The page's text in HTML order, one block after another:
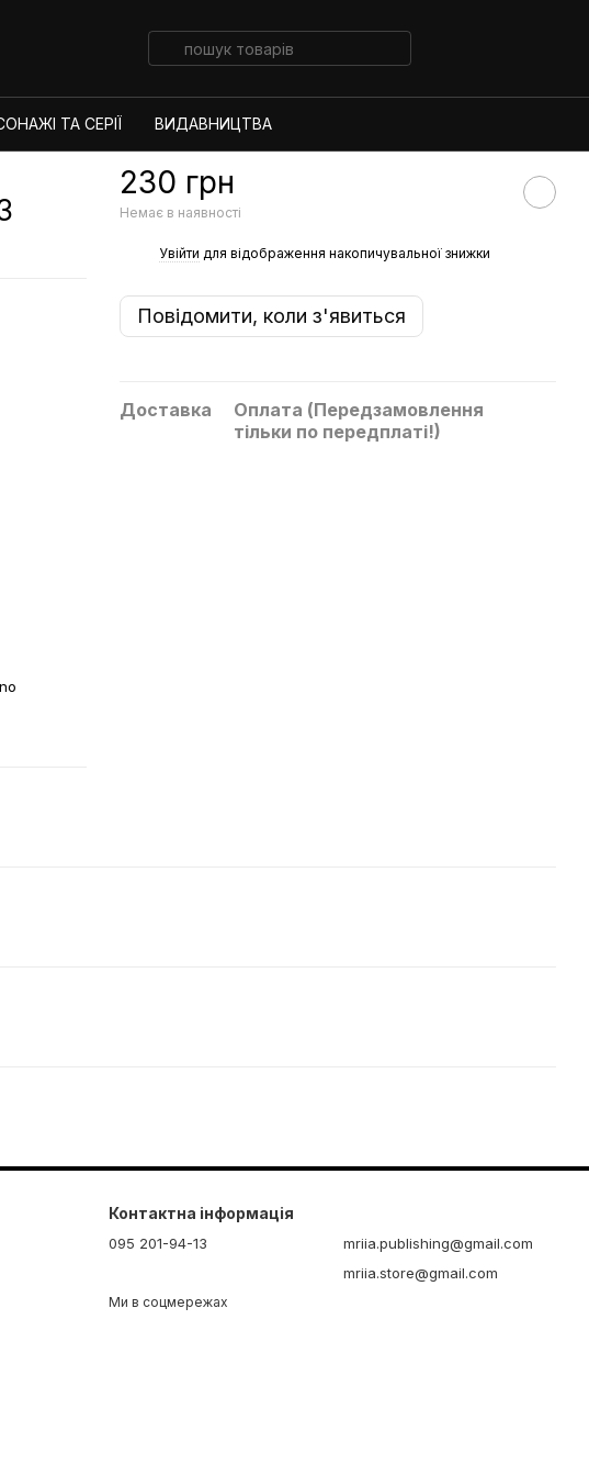
ТА СЕРІЇ ВИДАВНИЦТВА
230 грн
Немає в наявності
Увійти для відображення накопичувальної знижки
Повідомити, коли з'явиться
Доставка
Оплата (Передзамовлення
тільки по передплаті!)
Контактна інформація
095 201-94-13
mriia.publishing@gmail.com
mriia.store@gmail.com
Ми в соцмережах